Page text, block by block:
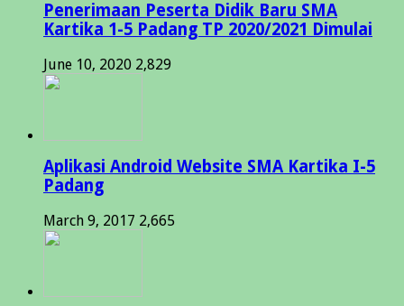
Penerimaan Peserta Didik Baru SMA
Kartika 1-5 Padang TP 2020/2021 Dimulai
June 10, 2020 2,829
Aplikasi Android Website SMA Kartika I-5
Padang
March 9, 2017 2,665